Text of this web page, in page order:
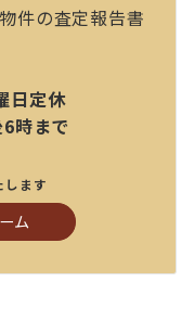
件の査定報告書
日定休
時まで
ます
ム